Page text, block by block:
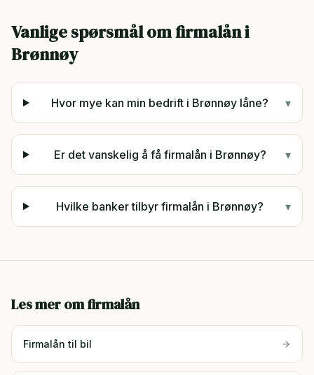
Vanlige spørsmål om firmalån i
Brønnøy
Hvor mye kan min bedrift i Brønnøy låne? ▾
Er det vanskelig å få firmalån i Brønnøy? ▾
Hvilke banker tilbyr firmalån i Brønnøy? ▾
Les mer om firmalån
Firmalån til bil